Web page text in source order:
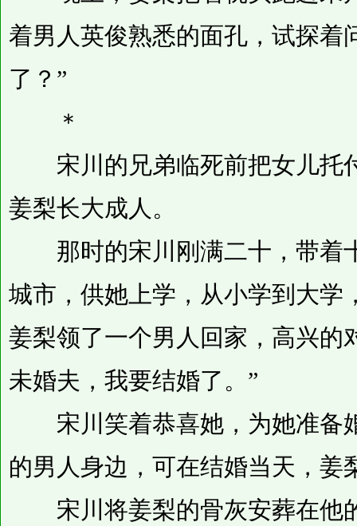
着男人英俊熟悉的面孔，试探着
了？”
＊
宋川的兄弟临死前把女儿托
姜梨长大成人。
那时的宋川刚满二十，带着
城市，供她上学，从小学到大学
姜梨领了一个男人回家，高兴的
未婚夫，我要结婚了。”
宋川笑着恭喜她，为她准备
的男人身边，可在结婚当天，姜
宋川将姜梨的骨灰安葬在他